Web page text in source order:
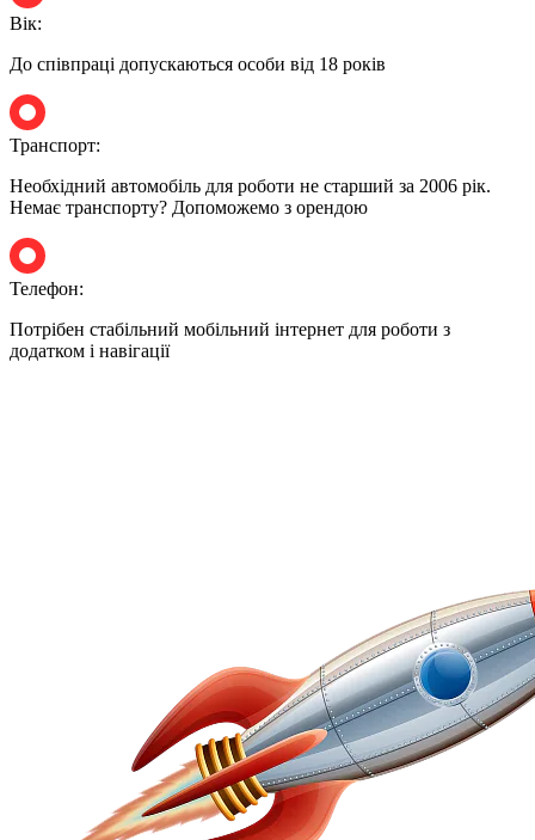
Вік:
До співпраці допускаються особи від 18 років
Транспорт:
Необхідний автомобіль для роботи не старший за 2006 рік.
Немає транспорту? Допоможемо з орендою
Телефон:
Потрібен стабільний мобільний інтернет для роботи з
додатком і навігації